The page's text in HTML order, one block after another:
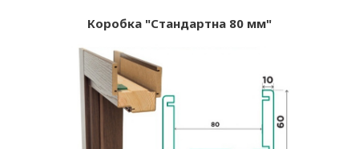
Коробка "Стандартна 80 мм"